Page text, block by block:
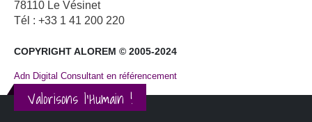
78110 Le Vésinet
Tél : +33 1 41 200 220
COPYRIGHT ALOREM © 2005-2024
Adn Digital Consultant en référencement
Valorisons l'Humain !